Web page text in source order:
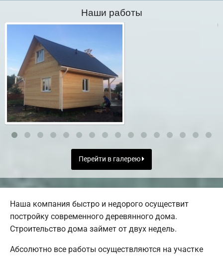
Наши работы
Перейти в галерею
Наша компания быстро и недорого осуществит
постройку современного деревянного дома.
Строительство дома займет от двух недель.
Абсолютно все работы осуществляются на участке